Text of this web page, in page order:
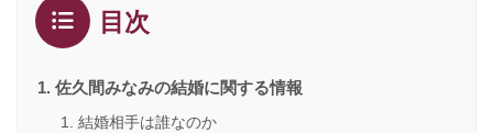
目次
佐久間みなみの結婚に関する情報
結婚相手は誰なのか